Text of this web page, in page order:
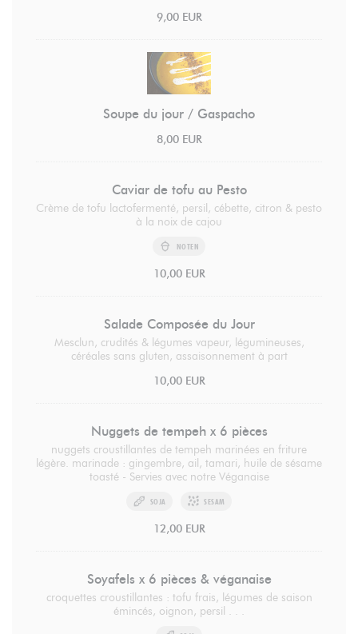
9,00 EUR
Soupe du jour / Gaspacho
8,00 EUR
Caviar de tofu au Pesto
Crème de tofu lactofermenté, persil, cébette, citron & pesto
à la noix de cajou
NOTEN
10,00 EUR
Salade Composée du Jour
Mesclun, crudités & légumes vapeur, légumineuses,
céréales sans gluten, assaisonnement à part
10,00 EUR
Nuggets de tempeh x 6 pièces
nuggets croustillantes de tempeh marinées en friture
légère. marinade : gingembre, ail, tamari, huile de sésame
toasté - Servies avec notre Véganaise
SOJA SESAM
12,00 EUR
Soyafels x 6 pièces & véganaise
croquettes croustillantes : tofu frais, légumes de saison
émincés, oignon, persil . . .